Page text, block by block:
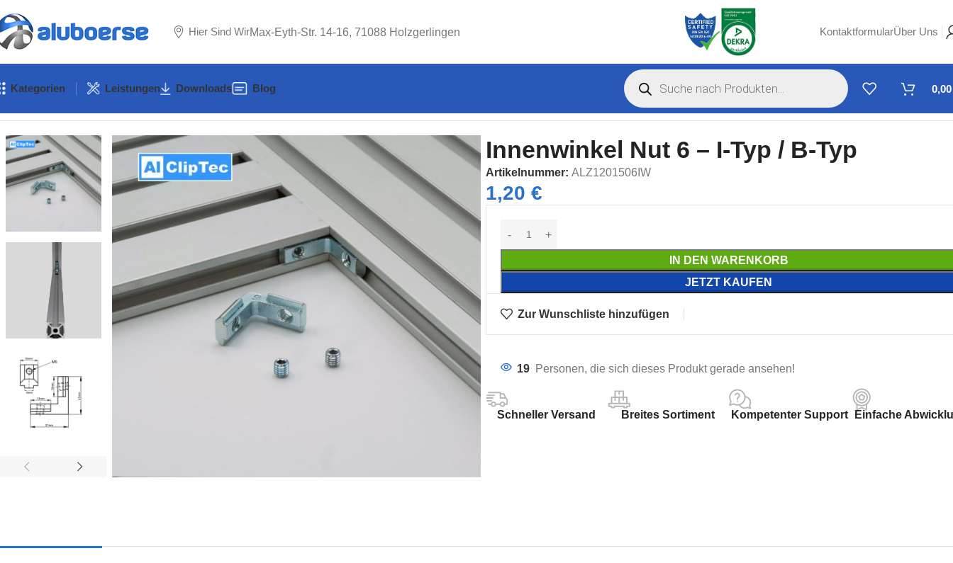
Hier Sind WirMax-Eyth-Str. 14-16, 71088 Holzgerlingen KontaktformularÜber Uns
Kategorien Leistungen Downloads Blog
Innenwinkel Nut 6 – I-Typ / B-Typ
Artikelnummer:ALZ1201506IW
1,20€
IN DEN WARENKORB
JETZT KAUFEN
Zur Wunschliste hinzufügen
19 Personen, die sich dieses Produkt gerade ansehen!
Schneller Versand Breites Sortiment Kompetenter Support Einfache